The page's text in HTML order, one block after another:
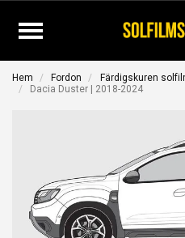
Hem Fordon Färdigskuren
Dacia Duster | 2018-2024